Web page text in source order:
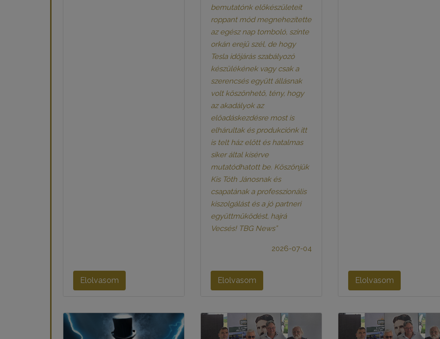
Elolvasom
bemutatónk előkészületeit
roppant mód megnehezítette
az egész nap tomboló, szinte
orkán erejű szél, de hogy
Tesla időjárás szabályozó
készülékének vagy csak a
szerencsés együtt állásnak
volt köszönhető, tény, hogy
az akadályok az
előadáskezdésre most is
elhárultak és produkciónk itt
is telt ház előtt és hatalmas
siker által kísérve
mutatódhatott be. Köszönjük
Kis Tóth Jánosnak és
csapatának a professzionális
kiszolgálást és a jó partneri
együttműködést, hajrá
Vecsés! TBG News”
2026-07-04
Elolvasom Elolvasom